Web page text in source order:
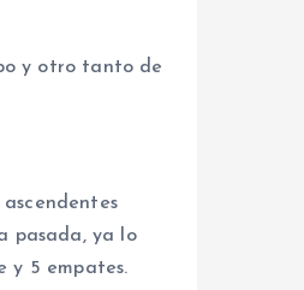
y otro tanto de
pasada, ya lo
y 5 empates.